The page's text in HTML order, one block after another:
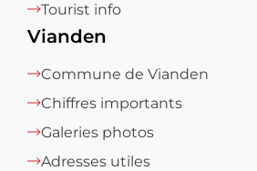
Tourist info
Vianden
Commune de Vianden
Chiffres importants
Galeries photos
Adresses utiles